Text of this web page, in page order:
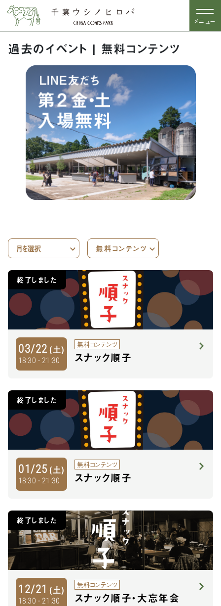
メニュー
過去のイベント | 無料コンテンツ
終了しました
03/22 (土)
18:30 - 21:30
無料コンテンツ
スナック順子
終了しました
01/25 (土)
18:30 - 21:30
無料コンテンツ
スナック順子
終了しました
12/21 (土)
18:30 - 21:30
無料コンテンツ
スナック順子・大忘年会